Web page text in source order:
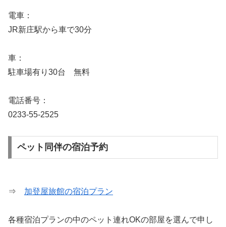
電車：
JR新庄駅から車で30分
車：
駐車場有り30台 無料
電話番号：
0233-55-2525
ペット同伴の宿泊予約
⇒ 加登屋旅館の宿泊プラン
各種宿泊プランの中のペット連れOKの部屋を選んで申し